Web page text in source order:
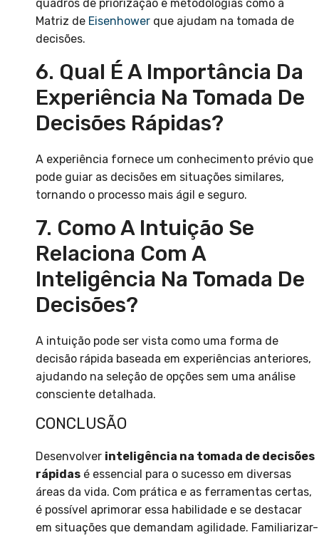
quadros de priorização e metodologias como a
Matriz de Eisenhower que ajudam na tomada de
decisões.
6. Qual É A Importância Da
Experiência Na Tomada De
Decisões Rápidas?
A experiência fornece um conhecimento prévio que
pode guiar as decisões em situações similares,
tornando o processo mais ágil e seguro.
7. Como A Intuição Se
Relaciona Com A
Inteligência Na Tomada De
Decisões?
A intuição pode ser vista como uma forma de
decisão rápida baseada em experiências anteriores,
ajudando na seleção de opções sem uma análise
consciente detalhada.
CONCLUSÃO
Desenvolver inteligência na tomada de decisões
rápidas é essencial para o sucesso em diversas
áreas da vida. Com prática e as ferramentas certas,
é possível aprimorar essa habilidade e se destacar
em situações que demandam agilidade. Familiarizar-